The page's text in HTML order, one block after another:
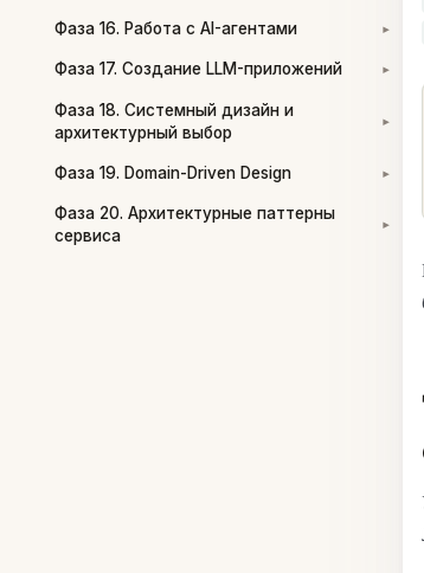
Фаза 16. Работа с AI-агентами ▾
Фаза 17. Создание LLM-приложений ▾
Фаза 18. Системный дизайн и
архитектурный выбор
▾
Фаза 19. Domain-Driven Design ▾
Фаза 20. Архитектурные паттерны
сервиса
▾